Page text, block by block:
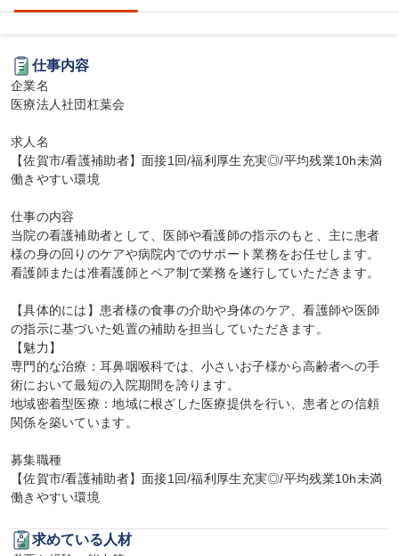
仕事内容
企業名
医療法人社団杠葉会
求人名
【佐賀市/看護補助者】面接1回/福利厚生充実◎/平均残業10h未満
働きやすい環境
仕事の内容
当院の看護補助者として、医師や看護師の指示のもと、主に患者
様の身の回りのケアや病院内でのサポート業務をお任せします。
看護師または准看護師とペア制で業務を遂行していただきます。
【具体的には】患者様の食事の介助や身体のケア、看護師や医師
の指示に基づいた処置の補助を担当していただきます。
【魅力】
専門的な治療：耳鼻咽喉科では、小さいお子様から高齢者への手
術において最短の入院期間を誇ります。
地域密着型医療：地域に根ざした医療提供を行い、患者との信頼
関係を築いています。
募集職種
【佐賀市/看護補助者】面接1回/福利厚生充実◎/平均残業10h未満
働きやすい環境
求めている人材